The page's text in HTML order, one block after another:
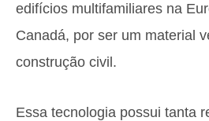
edifícios multifamiliares na
Canadá, por ser um material
construção civil.
Essa tecnologia possui tanta